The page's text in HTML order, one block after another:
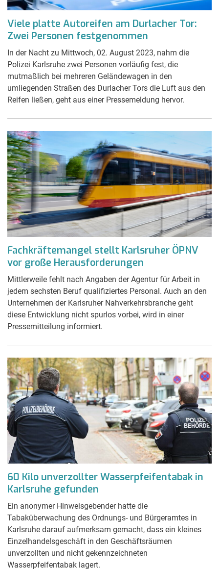
Viele platte Autoreifen am Durlacher Tor:
Zwei Personen festgenommen
In der Nacht zu Mittwoch, 02. August 2023, nahm die
Polizei Karlsruhe zwei Personen vorläufig fest, die
mutmaßlich bei mehreren Geländewagen in den
umliegenden Straßen des Durlacher Tors die Luft aus den
Reifen ließen, geht aus einer Pressemeldung hervor.
Fachkräftemangel stellt Karlsruher ÖPNV
vor große Herausforderungen
Mittlerweile fehlt nach Angaben der Agentur für Arbeit in
jedem sechsten Beruf qualifiziertes Personal. Auch an den
Unternehmen der Karlsruher Nahverkehrsbranche geht
diese Entwicklung nicht spurlos vorbei, wird in einer
Pressemitteilung informiert.
60 Kilo unverzollter Wasserpfeifentabak in
Karlsruhe gefunden
Ein anonymer Hinweisgebender hatte die
Tabaküberwachung des Ordnungs- und Bürgeramtes in
Karlsruhe darauf aufmerksam gemacht, dass ein kleines
Einzelhandelsgeschäft in den Geschäftsräumen
unverzollten und nicht gekennzeichneten
Wasserpfeifentabak lagert.